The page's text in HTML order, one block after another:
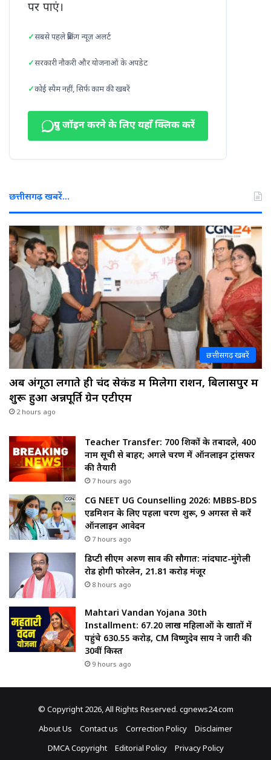
पर पाएं।
सबसे पहले ब्रेकिंग न्यूज़ अलर्ट
सरकारी नौकरी और योजनाओं के अपडेट
कोई स्पैम नहीं, सिर्फ काम की खबरें
ग्रुप जॉइन करने के लिए यहाँ क्लिक करें
छत्तीसगढ़ खबरें…
छत्तीसगढ़ खबरें
अब अंगूठा लगाते ही चंद सेकंड में मिलेगा राशन, बिलासपुर में
शुरू हुआ अन्नपूर्ति ग्रेन एटीएम
2 hours ago
Teacher Transfer: 700 शिक्षकों के तबादले, 400
नाम सूची से बाहर; अगले चरण में ऑनलाइन ट्रांसफर
की तैयारी
7 hours ago
CG NEET UG Counselling 2026: MBBS-BDS
एडमिशन के लिए पहला चरण शुरू, 9 अगस्त से करें
ऑनलाइन आवेदन
7 hours ago
डिप्टी सीएम अरुण साव की सौगात: नांदघाट-मुंगेली
रोड होगी फोरलेन, ₹21.81 करोड़ मंजूर
8 hours ago
Mahtari Vandan Yojana 30th
Installment: 67.20 लाख महिलाओं के खातों में
पहुंचे 630.55 करोड़, CM विष्णुदेव साय ने जारी की
30वीं किस्त
9 hours ago
© Copyright 2026, All Rights Reserved. cgnews24.com
About Us
Contact us Correction Policy
Disclaimer
DMCA Copyright
Editorial Policy Privacy Policy